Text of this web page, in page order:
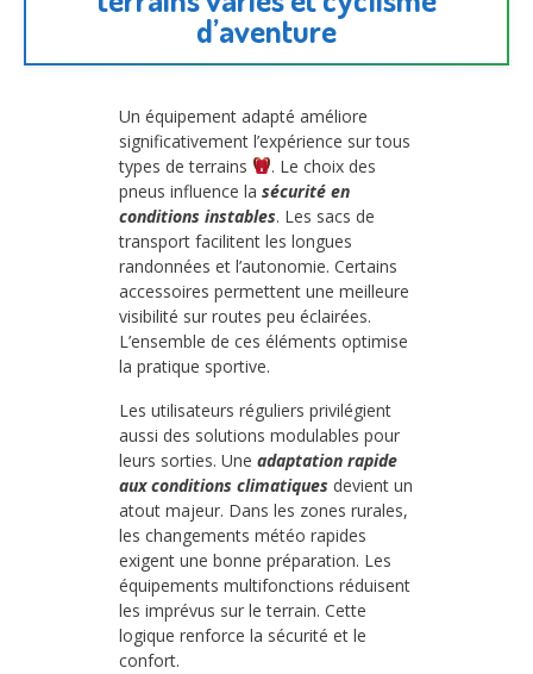
d’aventure
Un équipement adapté améliore
significativement l’expérience sur tous
types de terrains
. Le choix des
pneus influence la sécurité en
conditions instables. Les sacs de
transport facilitent les longues
randonnées et l’autonomie. Certains
accessoires permettent une meilleure
visibilité sur routes peu éclairées.
L’ensemble de ces éléments optimise
la pratique sportive.
Les utilisateurs réguliers privilégient
aussi des solutions modulables pour
leurs sorties. Une adaptation rapide
aux conditions climatiques devient un
atout majeur. Dans les zones rurales,
les changements météo rapides
exigent une bonne préparation. Les
équipements multifonctions réduisent
les imprévus sur le terrain. Cette
logique renforce la sécurité et le
confort.